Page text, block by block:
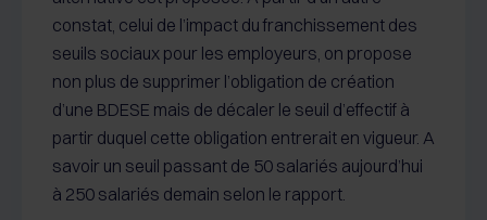
constat, celui de l’impact du franchissement des
seuils sociaux pour les employeurs, on propose
non plus de supprimer l’obligation de création
d’une BDESE mais de décaler le seuil d’effectif à
partir duquel cette obligation entrerait en vigueur. A
savoir un seuil passant de 50 salariés aujourd’hui
à 250 salariés demain selon le rapport.